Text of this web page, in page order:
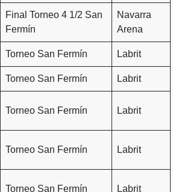
Final Torneo 4 1/2 San
Fermín
Navarra
Arena
Torneo San Fermín Labrit
Torneo San Fermín Labrit
Torneo San Fermín Labrit
Torneo San Fermín Labrit
Torneo San Fermín Labrit